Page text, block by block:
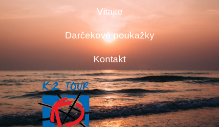
Vitajte
Darčekové poukažky
Kontakt